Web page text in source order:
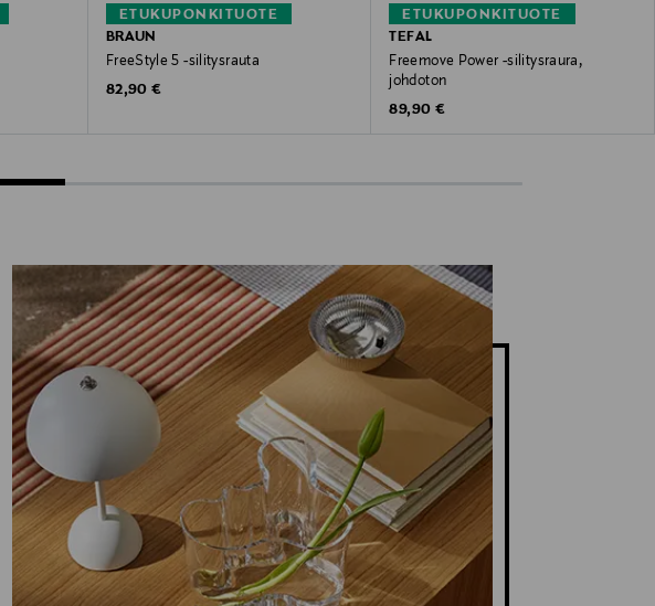
ETUKUPONKITUOTE
BRAUN
FreeStyle 5 -silitysrauta
Original Price
82,90 €
ETUKUPONKITUOTE
TEFAL
Freemove Power -silitysraura,
johdoton
Original Price
89,90 €